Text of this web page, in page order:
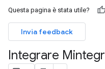
Questa pagina è stata utile?
Invia feedback
Integrare